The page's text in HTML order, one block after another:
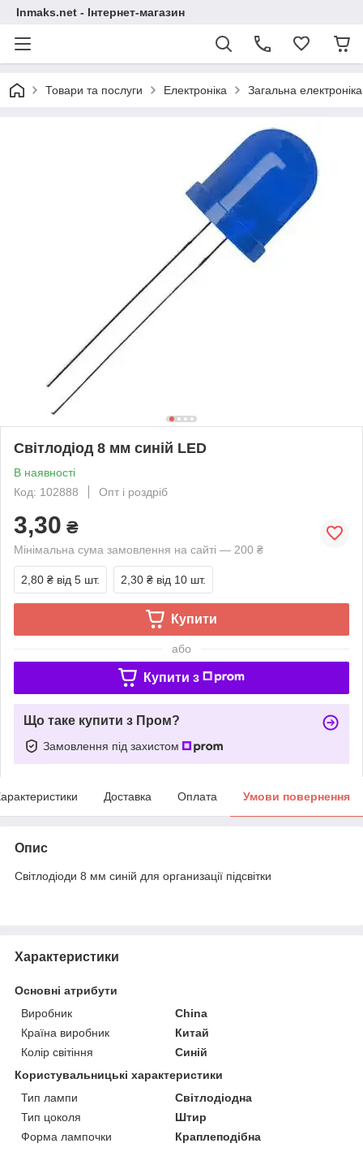
Inmaks.net - Інтернет-магазин
Товари та послуги Електроніка Загальна електроніка
Світлодіод 8 мм синій LED
В наявності
Код: 102888
Опт і роздріб
3,30 ₴
Мінімальна сума замовлення на сайті — 200 ₴
2,80 ₴ від 5 шт. 2,30 ₴ від 10 шт.
Купити
або
Купити з
Що таке купити з Пром?
Замовлення під захистом
Доставка Оплата Умови повернення
Опис
Світлодіоди 8 мм синій для организації підсвітки
Характеристики
Основні атрибути
Виробник
China
Країна виробник
Китай
Колір світіння
Синій
Користувальницькі характеристики
Тип лампи
Світлодіодна
Тип цоколя
Штир
Форма лампочки
Краплеподібна